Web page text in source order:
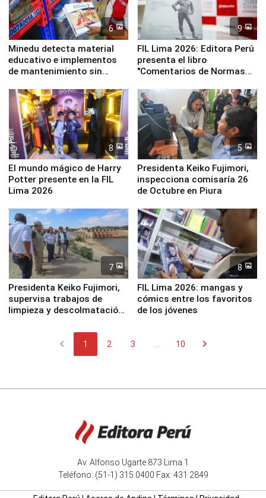
6
Minedu detecta material
educativo e implementos
de mantenimiento sin
la UGEL 2
9
FIL Lima 2026: Editora Perú
presenta el libro
"Comentarios de Normas
Derecho Colectivo"
8
El mundo mágico de Harry
Potter presente en la FIL
Lima 2026
5
Presidenta Keiko Fujimori,
inspecciona comisaría 26
de Octubre en Piura
7
Presidenta Keiko Fujimori,
supervisa trabajos de
limpieza y descolmatación
8
FIL Lima 2026: mangas y
cómics entre los favoritos
de los jóvenes
chevron_left 1 2 3 10 chevron_right
Av. Alfonso Ugarte 873 Lima 1
Teléfono: (51-1) 315 0400 Fax: 431 2849